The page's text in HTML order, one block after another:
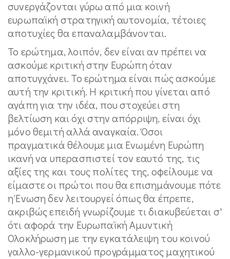
συνεργάζονται γύρω από μια κοινή
ευρωπαϊκή στρατηγική αυτονομία, τέτοιες
αποτυχίες θα επαναλαμβάνονται.
Το ερώτημα, λοιπόν, δεν είναι αν πρέπει να
ασκούμε κριτική στην Ευρώπη όταν
αποτυγχάνει. Το ερώτημα είναι πώς ασκούμε
αυτή την κριτική. Η κριτική που γίνεται από
αγάπη για την ιδέα, που στοχεύει στη
βελτίωση και όχι στην απόρριψη, είναι όχι
μόνο θεμιτή αλλά αναγκαία. Όσοι
πραγματικά θέλουμε μια Ενωμένη Ευρώπη
ικανή να υπερασπιστεί τον εαυτό της, τις
αξίες της και τους πολίτες της, οφείλουμε να
είμαστε οι πρώτοι που θα επισημάνουμε πότε
η Ένωση δεν λειτουργεί όπως θα έπρεπε,
ακριβώς επειδή γνωρίζουμε τι διακυβεύεται σ'
ότι αφορά την Ευρωπαϊκή Αμυντική
Ολοκλήρωση με την εγκατάλειψη του κοινού
γαλλο-γερμανικού προγράμματος μαχητικού